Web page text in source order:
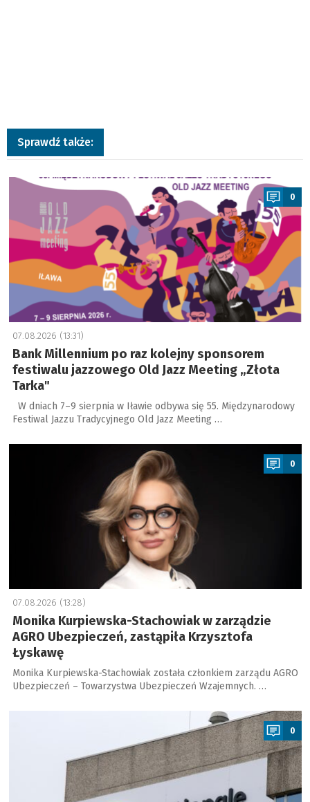
Sprawdź także:
a
0
07.08.2026 (13:31)
Bank Millennium po raz kolejny sponsorem
festiwalu jazzowego Old Jazz Meeting „Złota
Tarka"
W dniach 7–9 sierpnia w Iławie odbywa się 55. Międzynarodowy
Festiwal Jazzu Tradycyjnego Old Jazz Meeting …
a
0
07.08.2026 (13:28)
Monika Kurpiewska-Stachowiak w zarządzie
AGRO Ubezpieczeń, zastąpiła Krzysztofa
Łyskawę
Monika Kurpiewska-Stachowiak została członkiem zarządu AGRO
Ubezpieczeń – Towarzystwa Ubezpieczeń Wzajemnych. …
0